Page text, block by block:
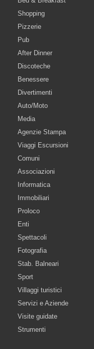
Shopping
Pizzerie
Pub
After Dinner
Discoteche
Benessere
Divertimenti
Auto/Moto
Media
Agenzie Stampa
Viaggi Escursioni
Comuni
Associazioni
Informatica
Immobiliari
Proloco
Enti
Spettacoli
Fotografia
Stab. Balneari
Sport
Villaggi turistici
Servizi e Aziende
Visite guidate
Strumenti